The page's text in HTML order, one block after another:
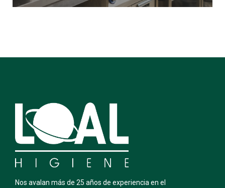
Nos avalan más de 25 años de experiencia en el